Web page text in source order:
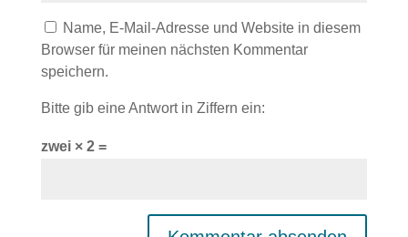
Name, E-Mail-Adresse und Website in diesem
Browser für meinen nächsten Kommentar
speichern.
Bitte gib eine Antwort in Ziffern ein:
zwei × 2 =